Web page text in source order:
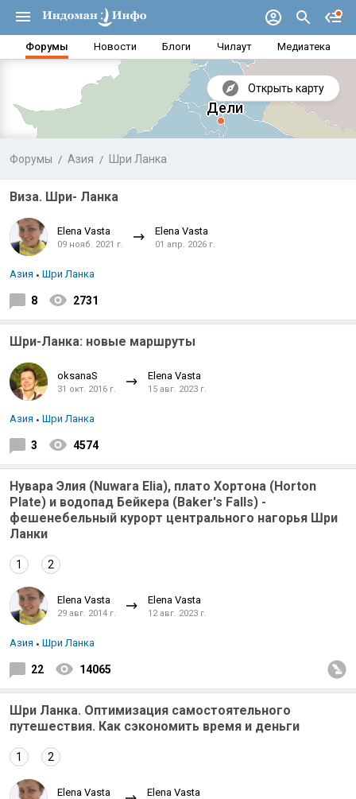
Форумы Новости Блоги Чилаут Медиатека
Открыть карту
Аравийское море
Индийский океан
Форумы Азия Шри Ланка
Виза. Шри- Ланка
Elena Vasta
09 нояб. 2021 г.
Elena Vasta
01 апр. 2026 г.
Азия Шри Ланка
8 2731
Шри-Ланка: новые маршруты
oksanaS
31 окт. 2016 г.
Elena Vasta
15 авг. 2023 г.
Азия Шри Ланка
3 4574
Нувара Элия (Nuwara Elia), плато Хортона (Horton
Plate) и водопад Бейкера (Baker's Falls) -
фешенебельный курорт центрального нагорья Шри
Ланки
1 2
Elena Vasta
29 авг. 2014 г.
Elena Vasta
12 авг. 2023 г.
Азия Шри Ланка
22 14065
Шри Ланка. Оптимизация самостоятельного
путешествия. Как сэкономить время и деньги
1 2
Elena Vasta Elena Vasta